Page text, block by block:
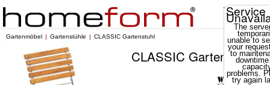
Service
The
unable to
your
to
problems.
try again
Gartenmöbel Gartenstühle CLASSIC Gartenstuhl
CLASSIC Gartenstuhl